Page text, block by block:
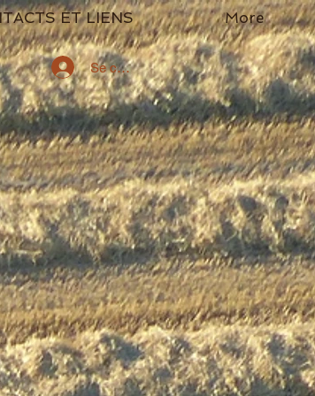
ET LIENS More
Se connecter